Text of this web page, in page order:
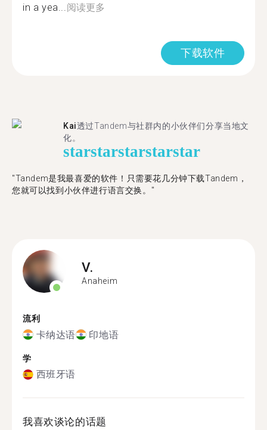
in a yea...阅读更多
下载软件
Kai透过Tandem与社群内的小伙伴们分享当地文
化。
starstarstarstarstar
"Tandem是我最喜爱的软件！只需要花几分钟下载Tandem，
您就可以找到小伙伴进行语言交换。"
V.
Anaheim
流利
卡纳达语 印地语
学
西班牙语
我喜欢谈论的话题